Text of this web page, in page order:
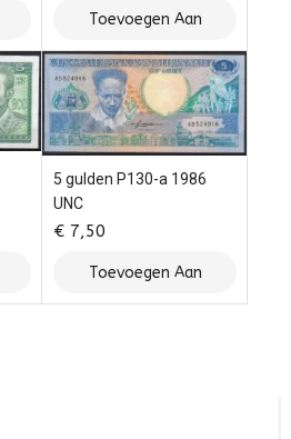
Toevoegen Aan
Winkelwagen
5 gulden P130-a 1986
UNC
€ 7,50
Toevoegen Aan
Winkelwagen